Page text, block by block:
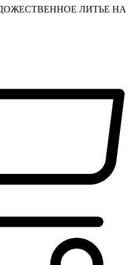
ЛИТЬЕ НА